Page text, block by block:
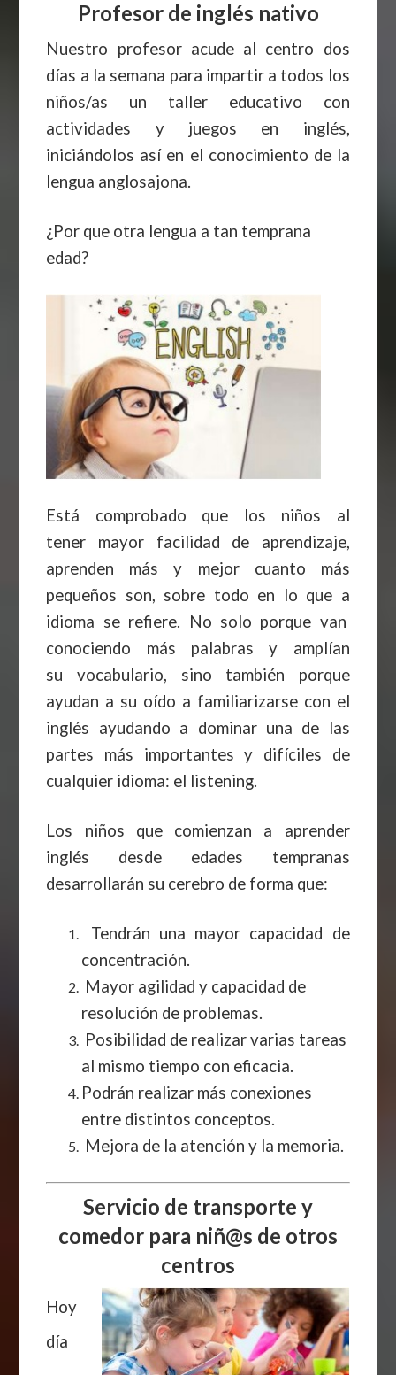
Profesor de inglés nativo
Nuestro profesor acude al centro dos
días a la semana para impartir a todos los
niños/as un taller educativo con
actividades y juegos en inglés,
iniciándolos así en el conocimiento de la
lengua anglosajona.
¿Por que otra lengua a tan temprana
edad?
Está comprobado que los niños al
tener mayor facilidad de aprendizaje,
aprenden más y mejor cuanto más
pequeños son, sobre todo en lo que a
idioma se refiere. No solo porque van
conociendo más palabras y amplían
su vocabulario, sino también porque
ayudan a su oído a familiarizarse con el
inglés ayudando a dominar una de las
partes más importantes y difíciles de
cualquier idioma: el listening.
Los niños que comienzan a aprender
inglés desde edades tempranas
desarrollarán su cerebro de forma que:
Tendrán una mayor capacidad de
concentración.
Mayor agilidad y capacidad de
resolución de problemas.
Posibilidad de realizar varias tareas
al mismo tiempo con eficacia.
Podrán realizar más conexiones
entre distintos conceptos.
Mejora de la atención y la memoria.
Servicio de transporte y
comedor para niñ@s de otros
centros
Hoy
día